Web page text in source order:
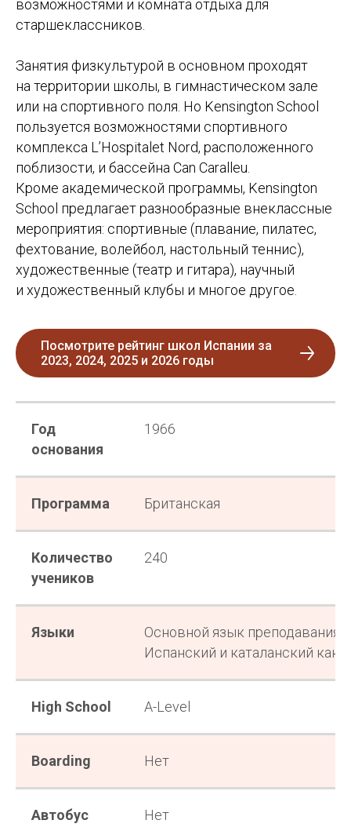
возможностями и комната отдыха для
старшеклассников.
Занятия физкультурой в основном проходят
на территории школы, в гимнастическом зале
или на спортивного поля. Но Kensington School
пользуется возможностями спортивного
комплекса L’Hospitalet Nord, расположенного
поблизости, и бассейна Can Caralleu.
Кроме академической программы, Kensington
School предлагает разнообразные внеклассные
мероприятия: спортивные (плавание, пилатес,
фехтование, волейбол, настольный теннис),
художественные (театр и гитара), научный
и художественный клубы и многое другое.
Посмотрите рейтинг школ Испании за
2023, 2024, 2025 и 2026 годы
Год
основания
1966
Программа Британская
Количество
учеников
240
Языки
Основной язык преподавания
Испанский и каталанский как
High School A-Level
Boarding Нет
Автобус Нет